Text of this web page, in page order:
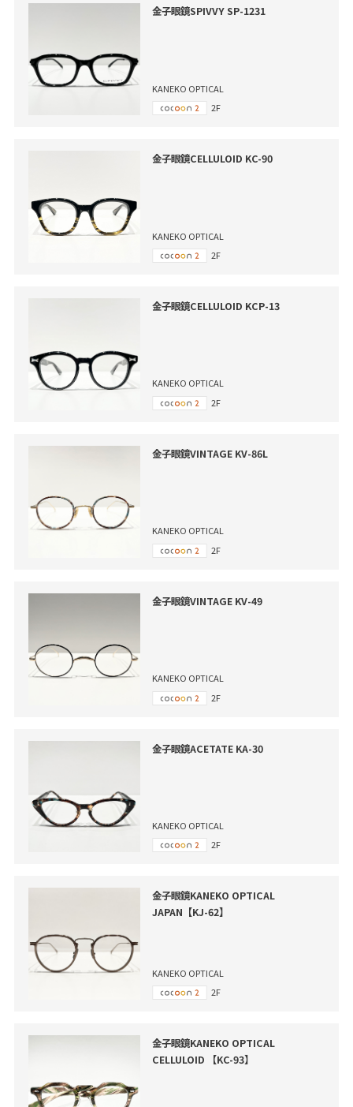
金子眼鏡SPIVVY SP-1231
KANEKO OPTICAL
2F
金子眼鏡CELLULOID KC-90
KANEKO OPTICAL
2F
金子眼鏡CELLULOID KCP-13
KANEKO OPTICAL
2F
金子眼鏡VINTAGE KV-86L
KANEKO OPTICAL
2F
金子眼鏡VINTAGE KV-49
KANEKO OPTICAL
2F
金子眼鏡ACETATE KA-30
KANEKO OPTICAL
2F
金子眼鏡KANEKO OPTICAL
JAPAN【KJ-62】
KANEKO OPTICAL
2F
金子眼鏡KANEKO OPTICAL
CELLULOID 【KC-93】